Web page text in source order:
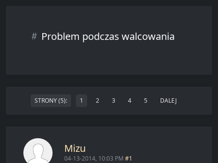
Problem podczas walcowania
STRONY (5): 1 2 3 4 5 DALEJ
Mizu
04-13-2014, 10:03 PM #1